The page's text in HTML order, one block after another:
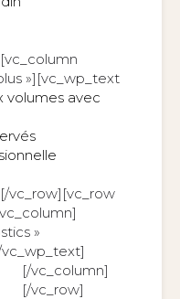
»][vc_wp_text
volumes avec
vc_row][vc_row
»
vc_wp_text]
[/vc_column]
[/vc_row]